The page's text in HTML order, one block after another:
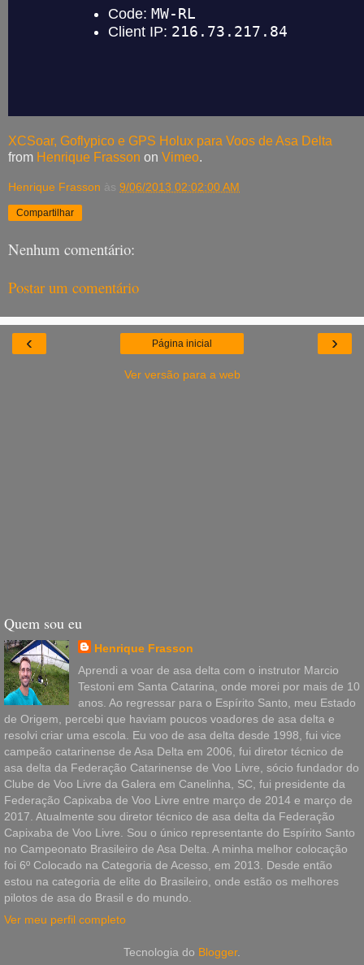
XCSoar, Goflypico e GPS Holux para Voos de Asa Delta
from Henrique Frasson on Vimeo.
Henrique Frasson às 9/06/2013 02:02:00 AM
Compartilhar
Nenhum comentário:
Postar um comentário
‹ ›
Página inicial
Ver versão para a web
Quem sou eu
Henrique Frasson
Aprendi a voar de asa delta com o instrutor Marcio
Testoni em Santa Catarina, onde morei por mais de 10
anos. Ao regressar para o Espírito Santo, meu Estado
de Origem, percebi que haviam poucos voadores de asa delta e
resolvi criar uma escola. Eu voo de asa delta desde 1998, fui vice
campeão catarinense de Asa Delta em 2006, fui diretor técnico de
asa delta da Federação Catarinense de Voo Livre, sócio fundador do
Clube de Voo Livre da Galera em Canelinha, SC, fui presidente da
Federação Capixaba de Voo Livre entre março de 2014 e março de
2017. Atualmente sou diretor técnico de asa delta da Federação
Capixaba de Voo Livre. Sou o único representante do Espírito Santo
no Campeonato Brasileiro de Asa Delta. A minha melhor colocação
foi 6º Colocado na Categoria de Acesso, em 2013. Desde então
estou na categoria de elite do Brasileiro, onde estão os melhores
pilotos de asa do Brasil e do mundo.
Ver meu perfil completo
Tecnologia do Blogger.